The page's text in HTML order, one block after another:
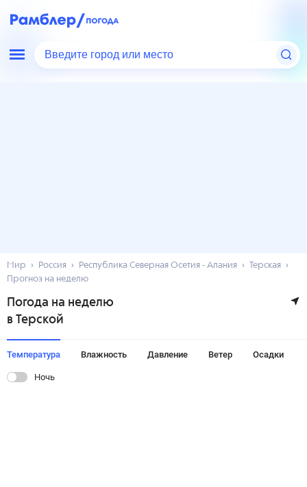
Введите город или место
Мир Россия Республика Северная Осетия - Алания
Терская
Прогноз на неделю
Погода на неделю
в Терской
Температура Влажность Давление Ветер Осадки
Ночь